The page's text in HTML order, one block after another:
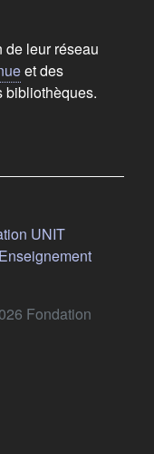
de
de leur réseau
et des
bibliothèques.
onglet)
UNIT(s'ouvre
dans un nouvel
Fondation